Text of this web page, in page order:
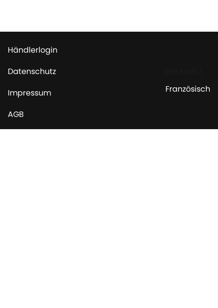
Händlerlogin
Datenschutz
Impressum
AGB
Französisch